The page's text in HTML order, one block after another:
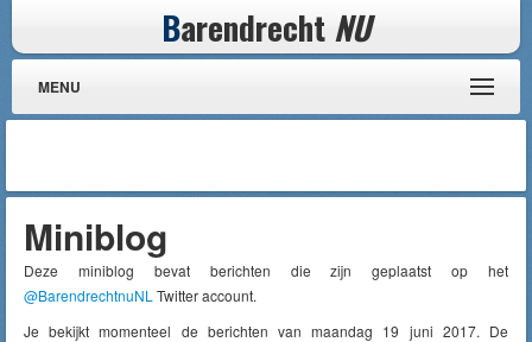
Barendrecht NU
MENU
Miniblog
Deze miniblog bevat berichten die zijn geplaatst op het
@BarendrechtnuNL Twitter account.
Je bekijkt momenteel de berichten van maandag 19 juni 2017. De